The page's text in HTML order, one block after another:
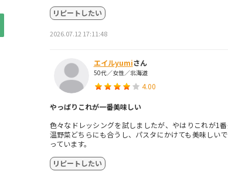
リピートしたい
2026.07.12 17:11:48
エイルyumiさん
50代／女性／北海道
4.00
やっぱりこれが一番美味しい
色々なドレッシングを試しましたが、やはりこれが1番
温野菜どちらにも合うし、パスタにかけても美味しい
っています。
リピートしたい